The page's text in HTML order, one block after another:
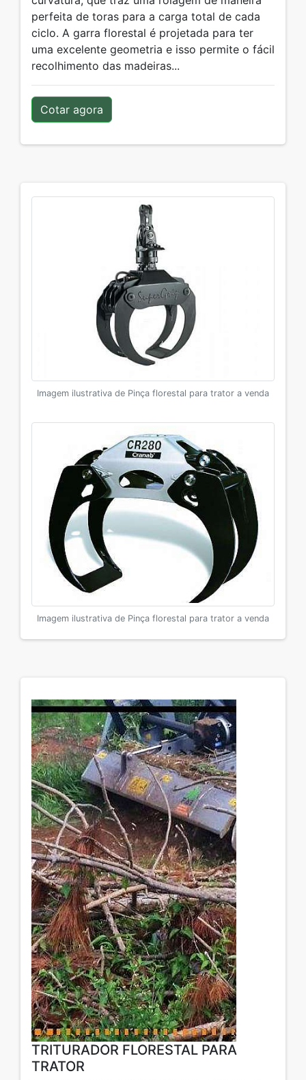
perfeita de toras para a carga total de cada
ciclo. A garra florestal é projetada para ter
uma excelente geometria e isso permite o fácil
recolhimento das madeiras...
Cotar agora
Imagem ilustrativa de Pinça florestal para trator a venda
Imagem ilustrativa de Pinça florestal para trator a venda
TRITURADOR FLORESTAL PARA
TRATOR